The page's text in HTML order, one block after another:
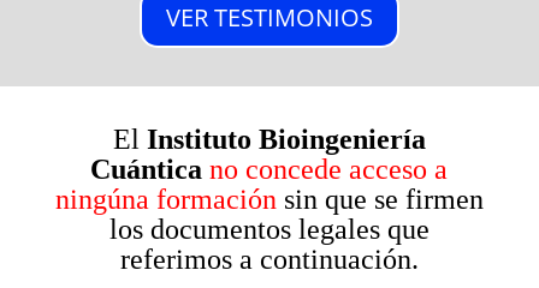
VER TESTIMONIOS
El Instituto Bioingeniería
Cuántica no concede acceso a
ningúna formación sin que se firmen
los documentos legales que
referimos a continuación.